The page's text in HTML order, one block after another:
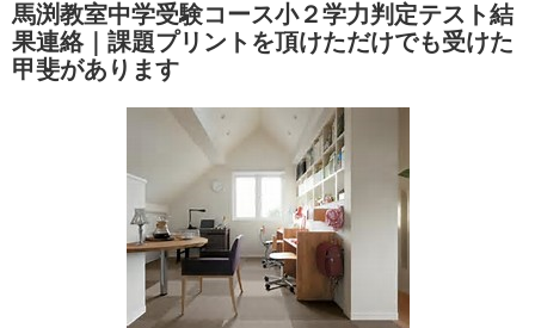
馬渕教室中学受験コース小２学力判定テスト結
果連絡｜課題プリントを頂けただけでも受けた
甲斐があります